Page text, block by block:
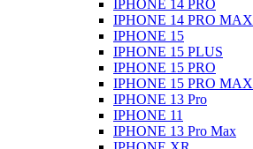
IPHONE 14 PRO
IPHONE 14 PRO MAX
IPHONE 15
IPHONE 15 PLUS
IPHONE 15 PRO
IPHONE 15 PRO MAX
IPHONE 13 Pro
IPHONE 11
IPHONE 13 Pro Max